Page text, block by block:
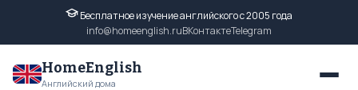
Бесплатное изучение английского с 2005 года
info@homeenglish.ruВКонтактеTelegram
HomeEnglish
Английский дома